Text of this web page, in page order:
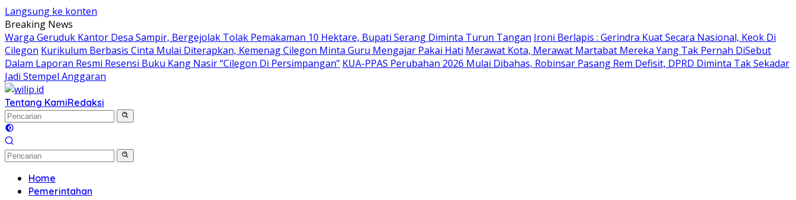
Langsung ke konten
Breaking News
Warga Geruduk Kantor Desa Sampir, Bergejolak Tolak Pemakaman 10 Hektare, Bupati Serang Diminta Turun Tangan Ironi Berlapis : Gerindra Kuat Secara Nasional, Keok Di
Cilegon Kurikulum Berbasis Cinta Mulai Diterapkan, Kemenag Cilegon Minta Guru Mengajar Pakai Hati Merawat Kota, Merawat Martabat Mereka Yang Tak Pernah DiSebut
Dalam Laporan Resmi Resensi Buku Kang Nasir “Cilegon Di Persimpangan” KUA-PPAS Perubahan 2026 Mulai Dibahas, Robinsar Pasang Rem Defisit, DPRD Diminta Tak Sekadar
Jadi Stempel Anggaran
Tentang KamiRedaksi
Home
Pemerintahan